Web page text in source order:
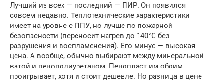
Лучший из всех — последний — ПИР. Он появился
совсем недавно. Теплотехнические характеристики
имеет на уровне с ППУ, но лучше по пожарной
безопасности (переносит нагрев до 140°C без
разрушения и воспламенения). Его минус — высокая
цена. А вообще, обычно выбирают между минеральной
ватой и пенополиуретаном. Пенопласт им обоим
проигрывает, хотя и стоит дешевле. Но разница в цене